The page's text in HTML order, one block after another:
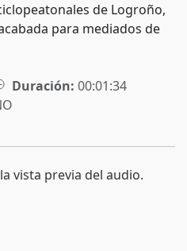
de Logroño,
para mediados de
Duración: 00:01:34